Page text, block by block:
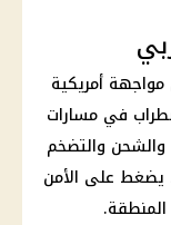
مواجهة أمريكية
في مسارات
والشحن والتضخم
يضغط على الأمن